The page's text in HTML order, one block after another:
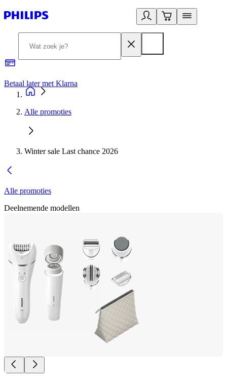
Betaal later met Klarna
Alle promoties
Winter sale Last chance 2026
Alle promoties
Deelnemende modellen